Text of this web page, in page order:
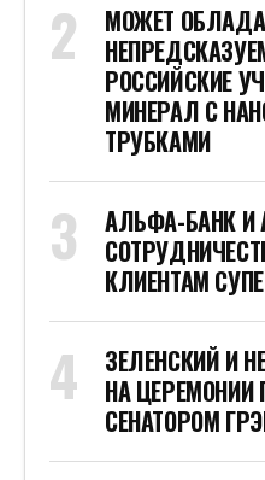
МОЖЕТ
РОССИЙСКИЕ
МИНЕРАЛ С
ТРУБКАМИ
АЛЬФА-БАНК И
КЛИЕНТАМ
ЗЕЛЕНСКИЙ И
НА
СЕНАТОРОМ